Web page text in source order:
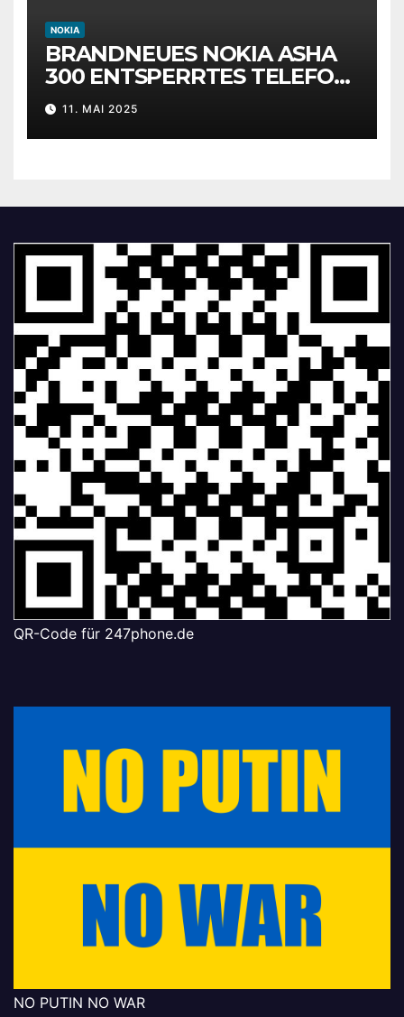
NOKIA
BRANDNEUES NOKIA ASHA
300 ENTSPERRTES TELEFON
– BLUETOOTH – 5MP CAM –
3G – RADIO
11. MAI 2025
QR-Code für 247phone.de
NO PUTIN NO WAR